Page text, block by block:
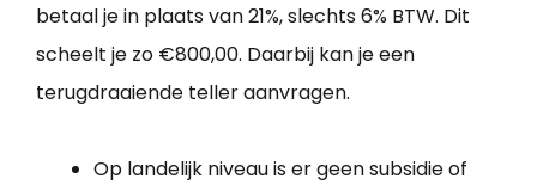
betaal je in plaats van 21%, slechts 6% BTW. Dit
scheelt je zo €800,00. Daarbij kan je een
terugdraaiende teller aanvragen.
Op landelijk niveau is er geen subsidie of